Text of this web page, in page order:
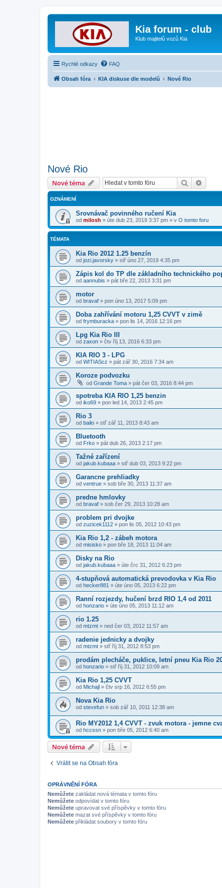
Kia forum - club
Klub majitelů vozů Kia
Rychlé odkazy FAQ
Obsah fóra KIA diskuse dle modelů Nové Rio
Nové Rio
Nové téma Hledat
OZNÁMENÍ
Srovnávač povinného ručení Kia
od milosh » úte dub 23, 2019 3:37 pm » v O tomto foru
TÉMATA
Kia Rio 2012 1.25 benzín
od jozi.javorsky » stř úno 27, 2019 4:35 pm
Zápis kol do TP dle základního technického
od aannubis » pát bře 22, 2013 3:31 pm
motor
od bravaf » pon úno 13, 2017 5:09 pm
Doba zahřívání motoru 1,25 CVVT v zimě
od frymburacka » pon lis 14, 2016 12:16 pm
Lpg Kia Rio III
od zaxon » čtv říj 13, 2016 6:33 pm
KIA RIO 3 - LPG
od WITIAScz » pát zář 30, 2016 7:34 am
Koroze podvozku
od Grande Toma » pát čer 03, 2016 8:44 pm
spotreba KIA RIO 1,25 benzin
od iko69 » pon led 14, 2013 2:45 pm
Rio 3
od bailo » stř zář 11, 2013 8:43 am
Bluetooth
od Frko » pát dub 26, 2013 2:17 pm
Tažné zařízení
od jakub.kubaaa » stř dub 03, 2013 9:22 pm
Garancne prehliadky
od ventrue » sob bře 30, 2013 11:37 am
predne hmlovky
od bravaf » sob čer 29, 2013 10:28 am
problem pri dvojke
od zuzicek1112 » pon lis 05, 2012 10:43 pm
Kia Rio 1,2 - zábeh motora
od misisko » pon bře 18, 2013 11:04 am
Disky na Rio
od jakub.kubaaa » úte črc 31, 2012 6:23 pm
4-stupňová automatická prevodovka v Kia Rio
od hecker881 » úte úno 05, 2013 6:22 pm
Ranní rozjezdy, hučení brzd RIO 1,4 od 2011
od honzario » úte úno 05, 2013 11:12 am
rio 1.25
od mtzmt » ned čer 03, 2012 11:57 am
radenie jednicky a dvojky
od mtzmt » stř říj 31, 2012 8:53 pm
prodám plecháče, puklice, letní pneu Kia Rio
od honzario » stř říj 31, 2012 10:09 am
Kia Rio 1,25 CVVT
od Michajl » čtv srp 16, 2012 6:55 pm
Nova Kia Rio
od stevefun » sob zář 10, 2011 12:38 am
Rio MY2012 1,4 CVVT - zvuk motora - jemne
od hccssn » pon bře 05, 2012 6:40 am
Nové téma
Vrátit se na Obsah fóra
OPRÁVNĚNÍ FÓRA
Nemůžete zakládat nová témata v tomto fóru
Nemůžete odpovídat v tomto fóru
Nemůžete upravovat své příspěvky v tomto fóru
Nemůžete mazat své příspěvky v tomto fóru
Nemůžete přikládat soubory v tomto fóru